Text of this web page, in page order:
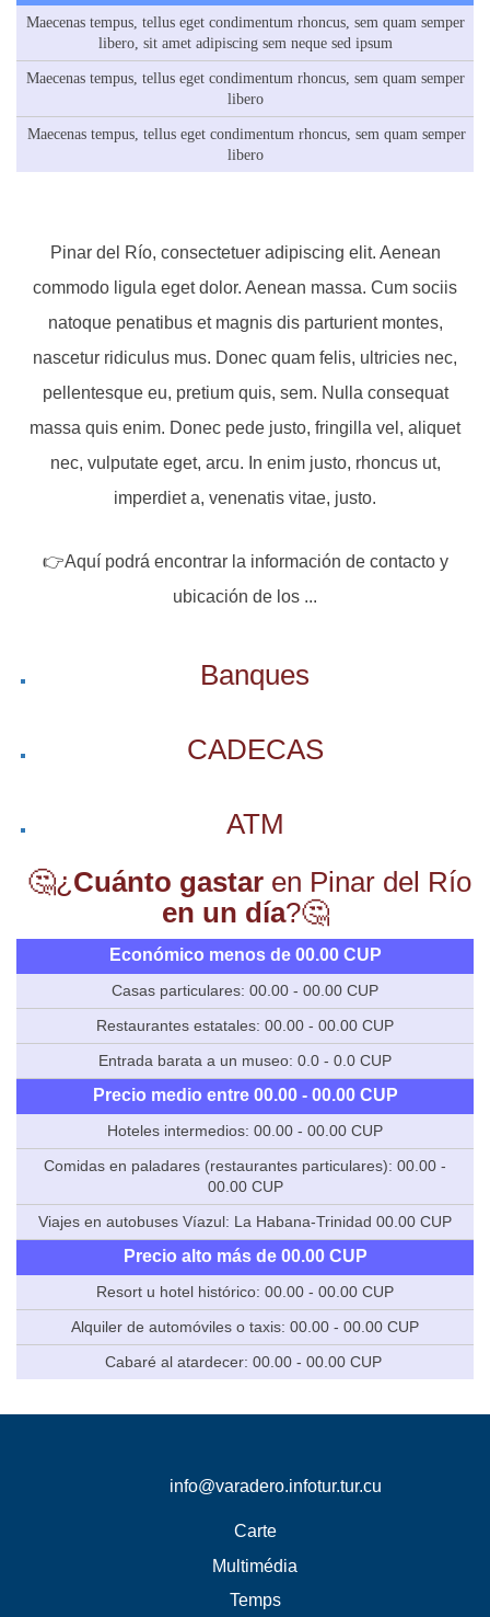
Maecenas tempus, tellus eget condimentum rhoncus, sem quam semper
libero, sit amet adipiscing sem neque sed ipsum
Maecenas tempus, tellus eget condimentum rhoncus, sem quam semper
libero
Maecenas tempus, tellus eget condimentum rhoncus, sem quam semper
libero
Pinar del Río, consectetuer adipiscing elit. Aenean
commodo ligula eget dolor. Aenean massa. Cum sociis
natoque penatibus et magnis dis parturient montes,
nascetur ridiculus mus. Donec quam felis, ultricies nec,
pellentesque eu, pretium quis, sem. Nulla consequat
massa quis enim. Donec pede justo, fringilla vel, aliquet
nec, vulputate eget, arcu. In enim justo, rhoncus ut,
imperdiet a, venenatis vitae, justo.
👉Aquí podrá encontrar la información de contacto y
ubicación de los ...
Banques
CADECAS
ATM
🤔¿Cuánto gastaren Pinar del Río
en un día?🤔
Económico menos de 00.00 CUP
Casas particulares: 00.00 - 00.00 CUP
Restaurantes estatales: 00.00 - 00.00 CUP
Entrada barata a un museo: 0.0 - 0.0 CUP
Precio medio entre 00.00 - 00.00 CUP
Hoteles intermedios: 00.00 - 00.00 CUP
Comidas en paladares (restaurantes particulares): 00.00 -
00.00 CUP
Viajes en autobuses Víazul: La Habana-Trinidad 00.00 CUP
Precio alto más de 00.00 CUP
Resort u hotel histórico: 00.00 - 00.00 CUP
Alquiler de automóviles o taxis: 00.00 - 00.00 CUP
Cabaré al atardecer: 00.00 - 00.00 CUP
info@varadero.infotur.tur.cu
Carte
Multimédia
Temps